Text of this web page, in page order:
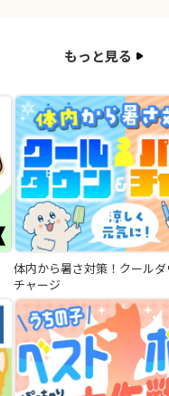
もっと見る
体内から暑さ対策！クール
チャージ